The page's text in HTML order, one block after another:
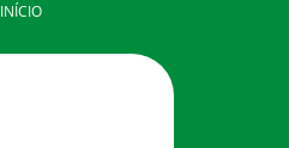
INÍCIO